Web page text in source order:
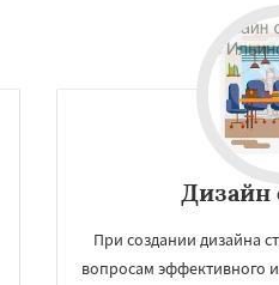
Дизайн
При создании дизайна
вопросам эффективного